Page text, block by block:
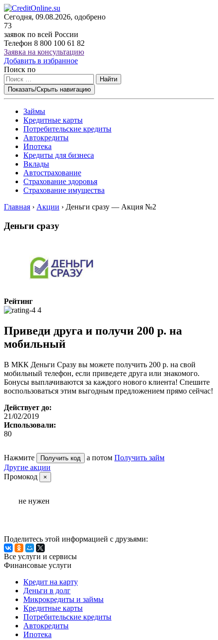
Сегодня, 09.08.2026, одобрено
73
заявок по всей России
Телефон 8 800 100 61 82
Заявка на консультацию
Добавить в избранное
Поиск по
Найти
Показать/Скрыть навигацию
Займы
Кредитные карты
Потребительские кредиты
Автокредиты
Ипотека
Кредиты для бизнеса
Вклады
Автострахование
Страхование здоровья
Страхование имущества
Главная › Акции › Деньги сразу — Акция №2
Деньги сразу
Рейтинг
4
Приведи друга и получи 200 р. на
мобильный
В МКК Деньги Сразу вы можете получить 200 р. на свой
мобильный телефон, если приведете друга или знакомого.
Бонусы выплачиваются за каждого нового клиента! Спешите
воспользоваться этим выгодным предложением прямо сейчас!
Действует до:
21/02/2019
Использовали:
80
Нажмите Получить код а потом Получить займ
Другие акции
Промокод
×
не нужен
Поделитесь этой информацией с друзьями:
Все услуги и сервисы
Финансовые услуги
Кредит на карту
Деньги в долг
Микрокредиты и займы
Кредитные карты
Потребительские кредиты
Автокредиты
Ипотека